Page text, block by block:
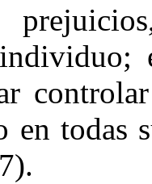
en todas